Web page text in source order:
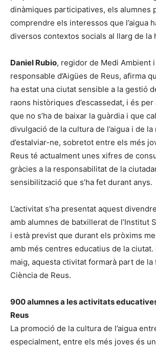
dinàmiques participatives, els alumnes
comprendre els interessos que l’aigua
diversos contextos socials al llarg de la
Daniel Rubio, regidor de Medi Ambient
responsable d’Aigües de Reus, afirma
ha estat una ciutat sensible a la gestió
raons històriques d’escassedat, i és
que no s’ha de baixar la guàrdia i que
divulgació de la cultura de l’aigua i de
d’estalviar-ne, sobretot entre els més
Reus té actualment unes xifres de
gràcies a la responsabilitat de la
sensibilització que s’ha fet durant anys.
L’activitat s’ha presentat aquest
amb alumnes de batxillerat de l’Institut
i està previst que durant els pròxims
amb més centres educatius de la ciutat.
maig, aquesta ctivitat formarà part de la
Ciència de Reus.
900 alumnes a les activitats
Reus
La promoció de la cultura de l’aigua
especialment, entre els més joves és